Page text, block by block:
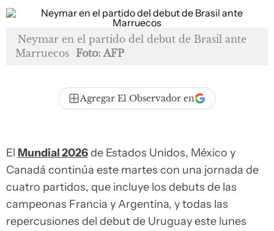
Neymar en el partido del debut de Brasil ante
Marruecos Foto: AFP
Agregar El Observador en
El Mundial 2026de Estados Unidos, México y
Canadá continúa este martes con una jornada de
cuatro partidos, que incluye los debuts de las
campeonas Francia y Argentina, y todas las
repercusiones del debut de Uruguay este lunes